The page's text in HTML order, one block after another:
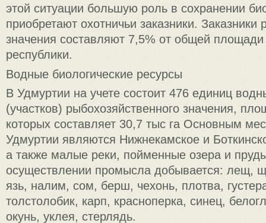
этой ситуации большую роль в сохранении
приобретают охотничьи заказники. Заказники
значения составляют 7,5% от общей площади
республики.
Водные биологические ресурсы
В Удмуртии на учете состоит 476 единиц
(участков) рыбохозяйственного значения,
которых составляет 30,7 тыс га Основным
Удмуртии являются Нижнекамское и
а также малые реки, пойменные озера и
осуществлении промысла добывается: лещ,
язь, налим, сом, берш, чехонь, плотва,
толстолобик, карп, красноперка, синец,
окунь, уклея, стерлядь.